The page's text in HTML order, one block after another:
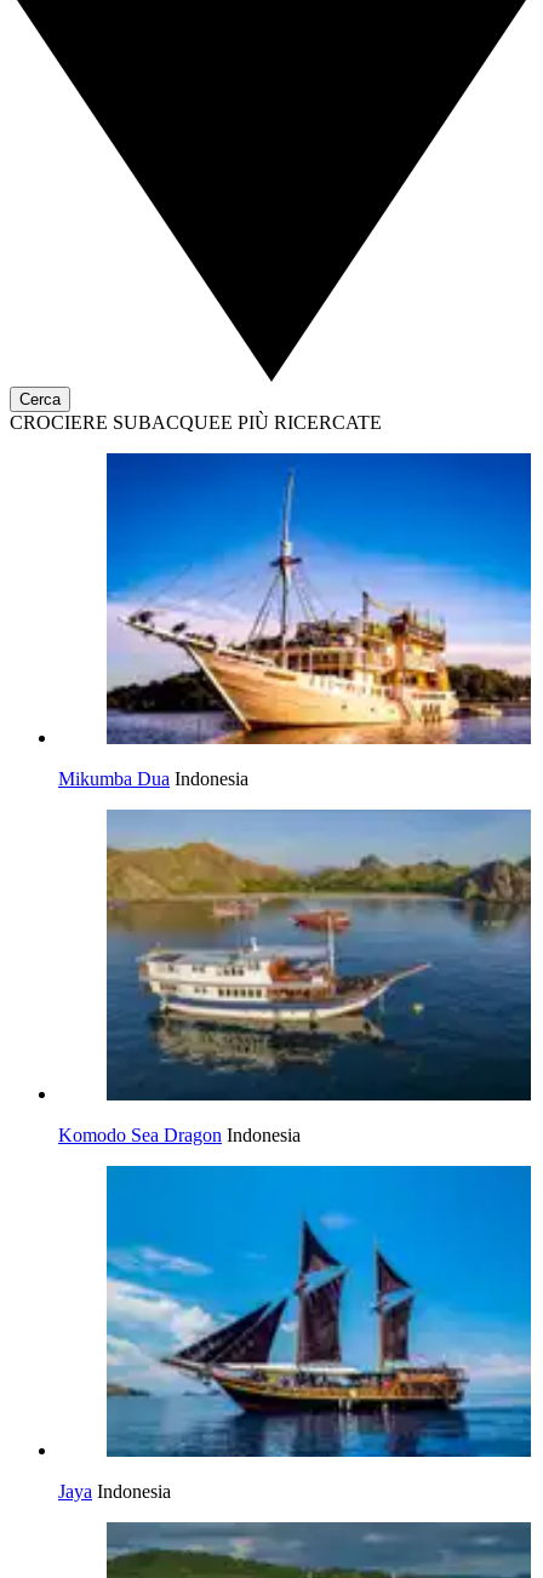
Cerca
CROCIERE SUBACQUEE PIÙ RICERCATE
Mikumba Dua Indonesia
Komodo Sea Dragon Indonesia
Jaya Indonesia